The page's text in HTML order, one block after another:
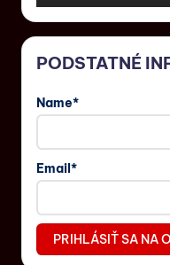
PODSTATNÉ
Name*
Email*